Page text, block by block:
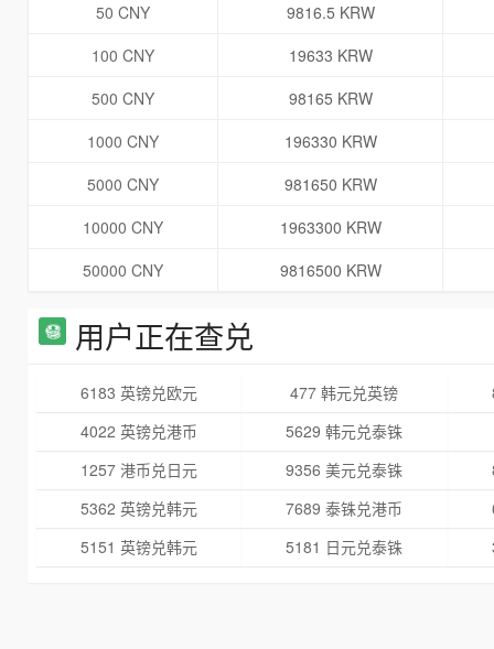
50 CNY
9816.5 KRW
100 CNY
19633 KRW
500 CNY
98165 KRW
1000 CNY
196330 KRW
5000 CNY
981650 KRW
10000 CNY
1963300 KRW
50000 CNY
9816500 KRW
用户正在查兑
6183 英镑兑欧元 477 韩元兑英镑
4022 英镑兑港币
5629 韩元兑泰铢
1257 港币兑日元
9356 美元兑泰铢
5362 英镑兑韩元
7689 泰铢兑港币
5151 英镑兑韩元
5181 日元兑泰铢